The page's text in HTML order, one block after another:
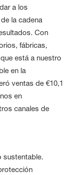
a los
la cadena
Con
fábricas,
está a nuestro
en la
ventas de €10,1
en
canales de
sustentable.